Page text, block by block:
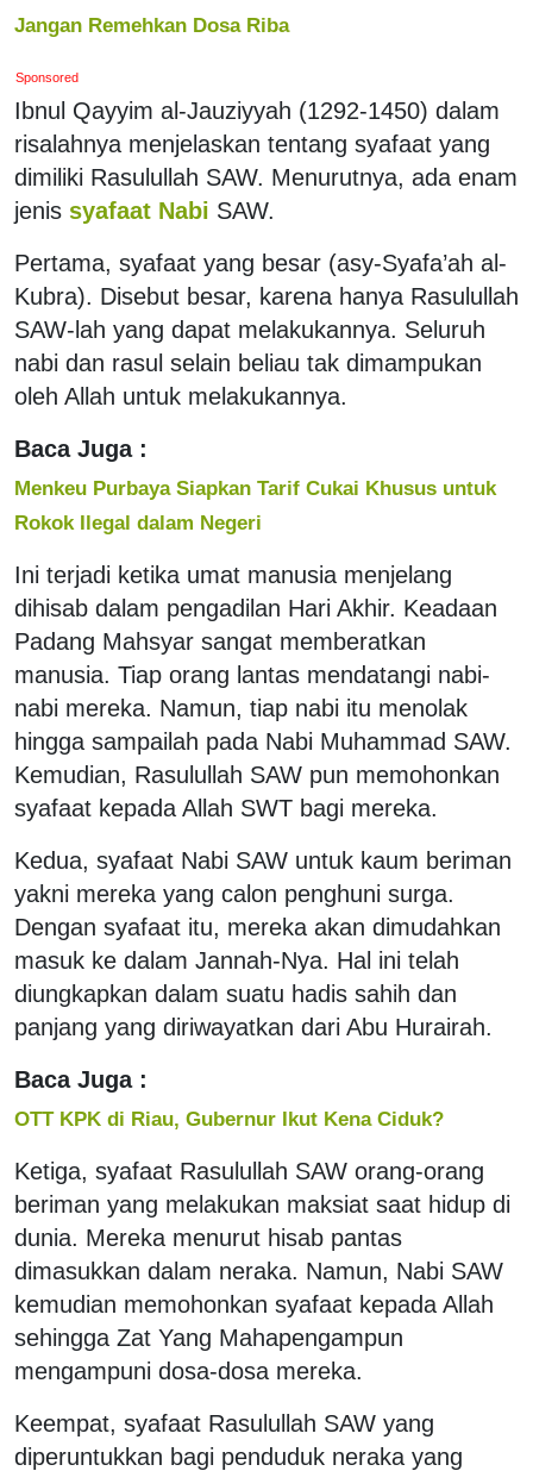
Jangan Remehkan Dosa Riba
Sponsored
Ibnul Qayyim al-Jauziyyah (1292-1450) dalam
risalahnya menjelaskan tentang syafaat yang
dimiliki Rasulullah SAW. Menurutnya, ada enam
jenis syafaat Nabi SAW.
Pertama, syafaat yang besar (asy-Syafa’ah al-
Kubra). Disebut besar, karena hanya Rasulullah
SAW-lah yang dapat melakukannya. Seluruh
nabi dan rasul selain beliau tak dimampukan
oleh Allah untuk melakukannya.
Baca Juga :
Menkeu Purbaya Siapkan Tarif Cukai Khusus untuk
Rokok Ilegal dalam Negeri
Ini terjadi ketika umat manusia menjelang
dihisab dalam pengadilan Hari Akhir. Keadaan
Padang Mahsyar sangat memberatkan
manusia. Tiap orang lantas mendatangi nabi-
nabi mereka. Namun, tiap nabi itu menolak
hingga sampailah pada Nabi Muhammad SAW.
Kemudian, Rasulullah SAW pun memohonkan
syafaat kepada Allah SWT bagi mereka.
Kedua, syafaat Nabi SAW untuk kaum beriman
yakni mereka yang calon penghuni surga.
Dengan syafaat itu, mereka akan dimudahkan
masuk ke dalam Jannah-Nya. Hal ini telah
diungkapkan dalam suatu hadis sahih dan
panjang yang diriwayatkan dari Abu Hurairah.
Baca Juga :
OTT KPK di Riau, Gubernur Ikut Kena Ciduk?
Ketiga, syafaat Rasulullah SAW orang-orang
beriman yang melakukan maksiat saat hidup di
dunia. Mereka menurut hisab pantas
dimasukkan dalam neraka. Namun, Nabi SAW
kemudian memohonkan syafaat kepada Allah
sehingga Zat Yang Mahapengampun
mengampuni dosa-dosa mereka.
Keempat, syafaat Rasulullah SAW yang
diperuntukkan bagi penduduk neraka yang